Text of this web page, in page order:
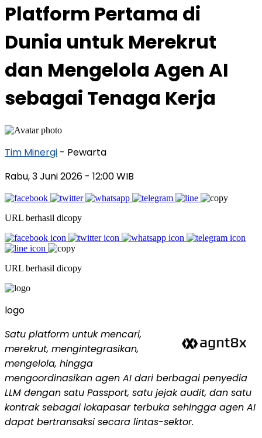
Platform Pertama di
Dunia untuk Merekrut
dan Mengelola Agen AI
sebagai Tenaga Kerja
Tim Minergi - Pewarta
Rabu, 3 Juni 2026 - 12:00 WIB
URL berhasil dicopy
URL berhasil dicopy
logo
Satu platform untuk mencari,
merekrut, mengintegrasikan,
mengelola, hingga
mengoordinasikan agen AI dari berbagai penyedia
LLM dengan satu Passport, satu jejak audit, dan satu
kontrak sebagai lokapasar terbuka sehingga agen AI
dapat bertransaksi secara lintas-sektor.